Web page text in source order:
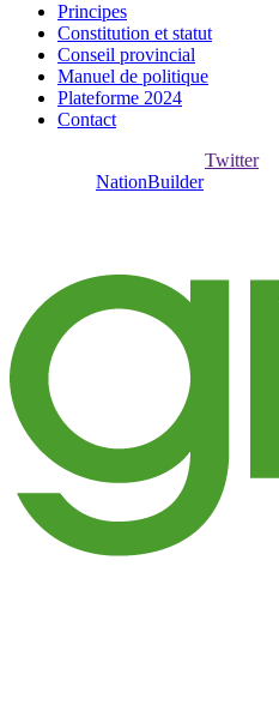
Principes
Constitution et statut
Conseil provincial
Manuel de politique
Plateforme 2024
Contact
Twitterou
NationBuilder